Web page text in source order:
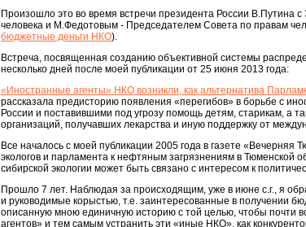
Произошло это во время встречи президента России
человека и М.Федотовым - Председателем Совета по правам
бюджетные деньги НКО).
Встреча, посвященная созданию объективной системы
несколько дней после моей публикации от 25 июня 2013 года:
«Иностранные агенты» НКО возникли, как альтернатива
рассказала предисторию появления «перегибов» в борьбе с
России и поставившими под угрозу помощь детям, старикам, а
организаций, получавших лекарства и иную поддержку от
Все началось с моей публикации 2005 года в газете «Вечерняя
экологов и парламента к нефтяным загрязнениям в Тюменской
сибирской экологии может быть связано с интересом к
Прошло 7 лет. Наблюдая за происходящим, уже в июне с.г., я
и руководимые корыстью, т.е. заинтересованные в получении
описанную мною единичную историю с той целью, чтобы почти
агентов» и тем самым устранить эти «иные НКО», как